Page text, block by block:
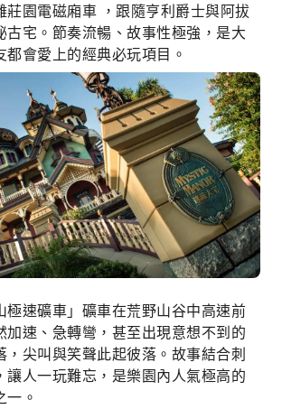
莊園電磁廂車 ，跟隨亨利爵士與阿拔
古宅。節奏流暢、故事性極強，是大
都會愛上的經典必玩項目。
極速礦車」礦車在荒野山谷中高速前
加速、急轉彎，甚至出現意想不到的
，尖叫與笑聲此起彼落。故事結合刺
讓人一玩難忘，是樂園內人氣極高的
一。